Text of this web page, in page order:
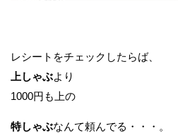
レシートをチェックしたらば、
上しゃぶより
1000円も上の
特しゃぶなんて頼んでる・・・。